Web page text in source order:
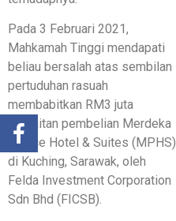
Pada 3 Februari 2021,
Mahkamah Tinggi mendapati
beliau bersalah atas sembilan
pertuduhan rasuah
membabitkan RM3 juta
berkaitan pembelian Merdeka
Palace Hotel & Suites (MPHS)
di Kuching, Sarawak, oleh
Felda Investment Corporation
Sdn Bhd (FICSB).